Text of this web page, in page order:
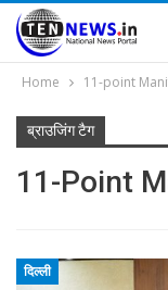
Home 11-point
ब्राउजिंग टैग
11-Point
दिल्ली